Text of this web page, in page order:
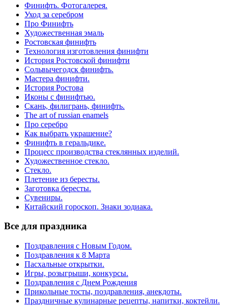
Финифть. Фотогалерея.
Уход за серебром
Про Финифть
Художественная эмаль
Ростовская финифть
Технология изготовления финифти
История Ростовской финифти
Сольвычегодск финифть.
Мастера финифти.
История Ростова
Иконы с финифтью.
Скань, филигрань, финифть.
The art of russian enamels
Про серебро
Как выбрать украшение?
Финифть в геральдике.
Процесс производства стеклянных изделий.
Художественное стекло.
Стекло.
Плетение из бересты.
Заготовка бересты.
Сувениры.
Китайский гороскоп. Знаки зодиака.
Все для праздника
Поздравления с Новым Годом.
Поздравления к 8 Марта
Пасхальные открытки.
Игры, розыгрыши, конкурсы.
Поздравления с Днем Рождения
Прикольные тосты, поздравления, анекдоты.
Праздничные кулинарные рецепты, напитки, коктейли.